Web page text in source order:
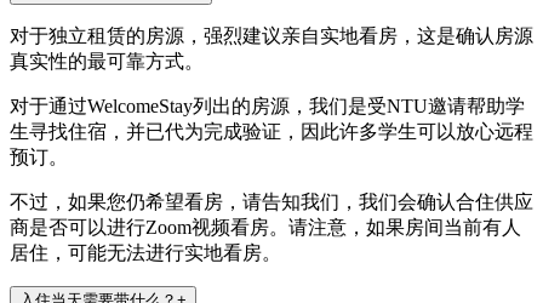
对于独立租赁的房源，强烈建议亲自实地看房，这是确认房源
真实性的最可靠方式。
对于通过WelcomeStay列出的房源，我们是受NTU邀请帮助学
生寻找住宿，并已代为完成验证，因此许多学生可以放心远程
预订。
不过，如果您仍希望看房，请告知我们，我们会确认合住供应
商是否可以进行Zoom视频看房。请注意，如果房间当前有人
居住，可能无法进行实地看房。